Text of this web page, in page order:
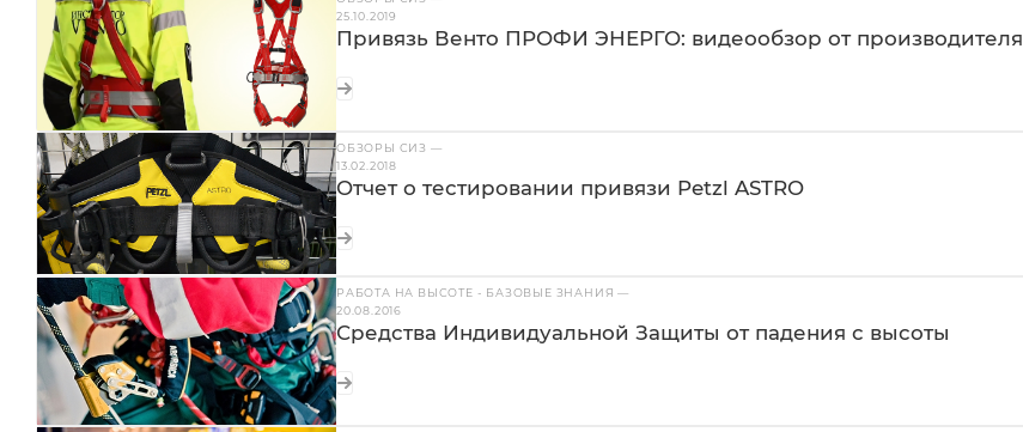
25.10.2019
Привязь Венто ПРОФИ ЭНЕРГО: видеообзор от производителя
ОБЗОРЫ СИЗ —
13.02.2018
Отчет о тестировании привязи Petzl ASTRO
РАБОТА НА ВЫСОТЕ - БАЗОВЫЕ ЗНАНИЯ—
20.08.2016
Средства Индивидуальной Защиты от падения с высоты